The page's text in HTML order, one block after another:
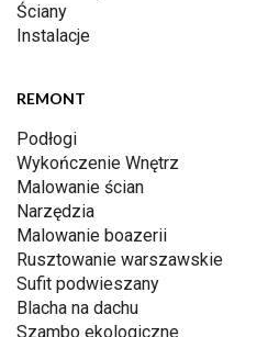
Ściany
Instalacje
REMONT
Podłogi
Wykończenie Wnętrz
Malowanie ścian
Narzędzia
Malowanie boazerii
Rusztowanie warszawskie
Sufit podwieszany
Blacha na dachu
Szambo ekologiczne